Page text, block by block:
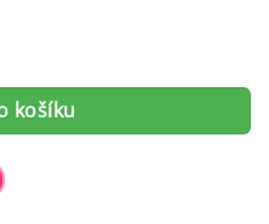
batoh, penál a sáček množství
košíku